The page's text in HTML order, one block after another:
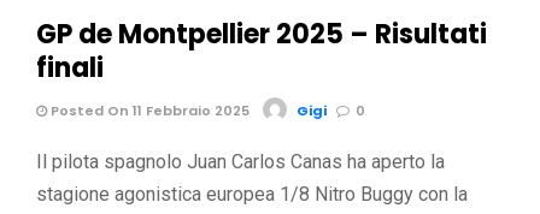
GP de Montpellier 2025 – Risultati
finali
Posted On 11 Febbraio 2025 Gigi 0
Il pilota spagnolo Juan Carlos Canas ha aperto la
stagione agonistica europea 1/8 Nitro Buggy con la